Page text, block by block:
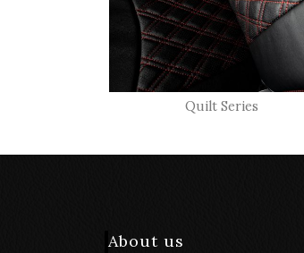
Quilt Series
About us